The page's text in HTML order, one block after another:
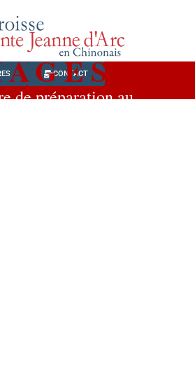
CONTACT
de préparation au